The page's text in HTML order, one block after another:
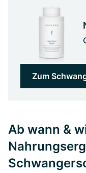
Zum
Ab wann &